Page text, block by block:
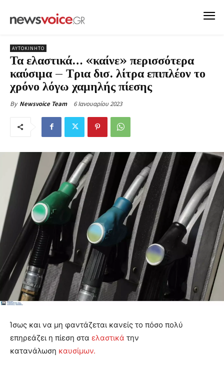
ΑΥΤΟΚΙΝΗΤΟ
Τα ελαστικά… «καίνε» περισσότερα
καύσιμα – Τρια δισ. λίτρα επιπλέον το
χρόνο λόγω χαμηλής πίεσης
By Newsvoice Team 6 Ιανουαρίου 2023
Ίσως και να μη φαντάζεται κανείς το πόσο πολύ
επηρεάζει η πίεση στα ελαστικά την
κατανάλωση καυσίμων.